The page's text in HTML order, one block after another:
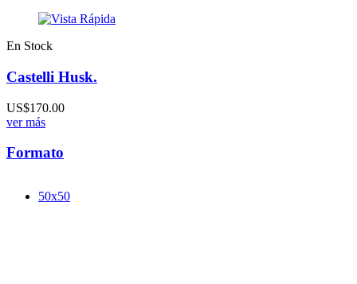
En Stock
Castelli Husk.
US$170.00
ver más
Formato
50x50